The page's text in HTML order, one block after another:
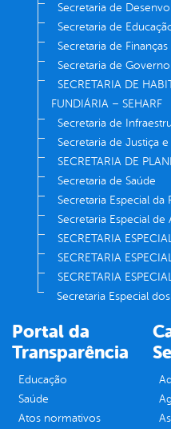
Secretaria de
Secretaria de
Secretaria de Finanças
Secretaria de Governo
SECRETARIA DE
FUNDIÁRIA – SEHARF
Secretaria de
Secretaria de Justiça
SECRETARIA DE
Secretaria de Saúde
Secretaria Especial da
Secretaria Especial de
SECRETARIA
SECRETARIA
SECRETARIA
Secretaria Especial
Portal da
Transparência
Educação
Saúde
Atos normativos